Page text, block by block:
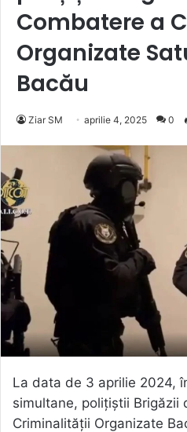
Combatere a
Organizate
Bacău
Ziar SM aprilie 4, 2025 0
La data de 3 aprilie 2024,
simultane, polițiștii Brigăzii
Criminalității Organizate